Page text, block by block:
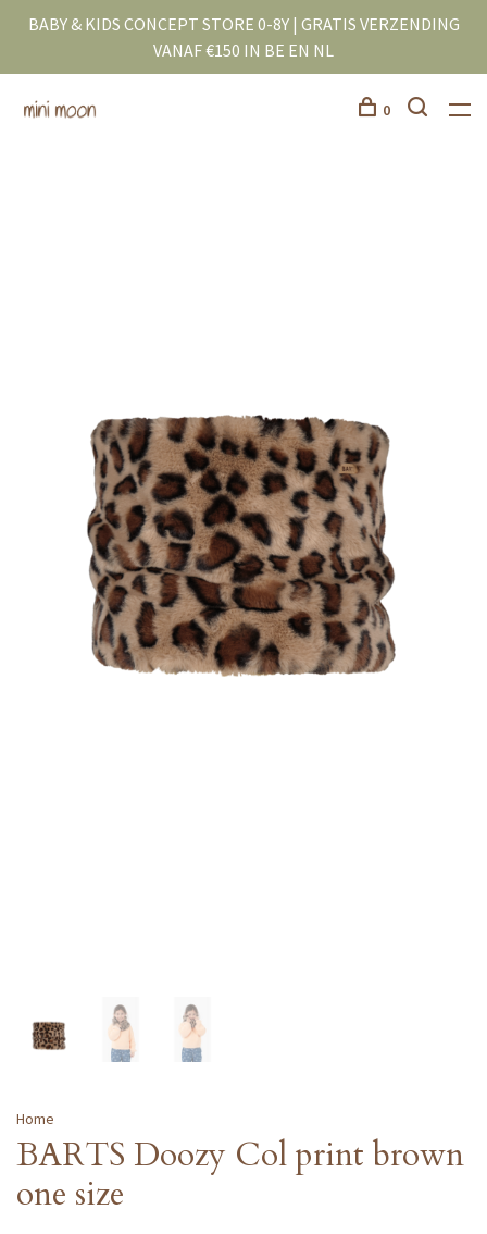
BABY & KIDS CONCEPT STORE 0-8Y | GRATIS VERZENDING
VANAF €150 IN BE EN NL
0
Home
BARTS Doozy Col print brown
one size